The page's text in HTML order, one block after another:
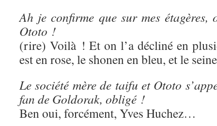
Ah je confirme que sur mes
Ototo !
(rire) Voilà ! Et on l’a décliné en
est en rose, le shonen en bleu, et le
Le société mère de taifu et Ototo
fan de Goldorak, obligé !
Ben oui, forcément, Yves Huchez…